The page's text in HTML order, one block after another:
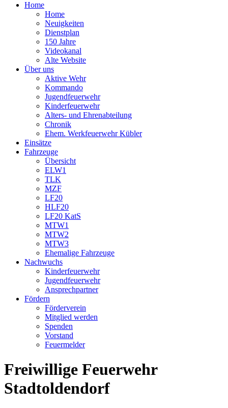
Home
Home
Neuigkeiten
Dienstplan
150 Jahre
Videokanal
Alte Website
Über uns
Aktive Wehr
Kommando
Jugendfeuerwehr
Kinderfeuerwehr
Alters- und Ehrenabteilung
Chronik
Ehem. Werkfeuerwehr Kübler
Einsätze
Fahrzeuge
Übersicht
ELW1
TLK
MZF
LF20
HLF20
LF20 KatS
MTW1
MTW2
MTW3
Ehemalige Fahrzeuge
Nachwuchs
Kinderfeuerwehr
Jugendfeuerwehr
Ansprechpartner
Fördern
Förderverein
Mitglied werden
Spenden
Vorstand
Feuermelder
Freiwillige Feuerwehr
Stadtoldendorf